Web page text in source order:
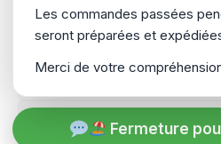
Voir les
Copyright © 2026PiecesPC.fr|
Fermeture
Les commandes passées
seront préparées et
Merci de votre